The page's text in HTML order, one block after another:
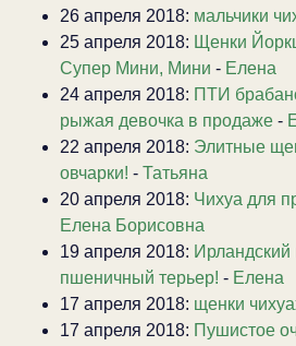
26 апреля 2018: мальчики
25 апреля 2018: Щенки
Супер Мини, Мини - Елена
24 апреля 2018: ПТИ
рыжая девочка в продаже -
22 апреля 2018: Элитные
овчарки! - Татьяна
20 апреля 2018: Чихуа для
Елена Борисовна
19 апреля 2018:
пшеничный терьер! - Елена
17 апреля 2018: щенки
17 апреля 2018: Пушистое